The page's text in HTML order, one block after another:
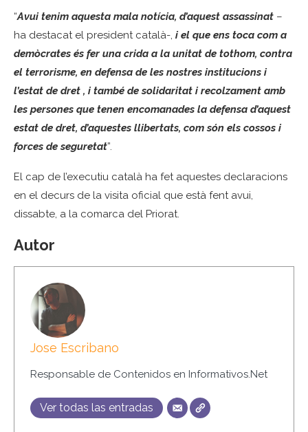
“Avui tenim aquesta mala notícia, d’aquest assassinat –
ha destacat el president català-, i el que ens toca com a
demòcrates és fer una crida a la unitat de tothom, contra
el terrorisme, en defensa de les nostres institucions i
l’estat de dret , i també de solidaritat i recolzament amb
les persones que tenen encomanades la defensa d’aquest
estat de dret, d’aquestes llibertats, com són els cossos i
forces de seguretat”.
El cap de l’executiu català ha fet aquestes declaracions
en el decurs de la visita oficial que està fent avui,
dissabte, a la comarca del Priorat.
Autor
Jose Escribano
Responsable de Contenidos en Informativos.Net
Ver todas las entradas